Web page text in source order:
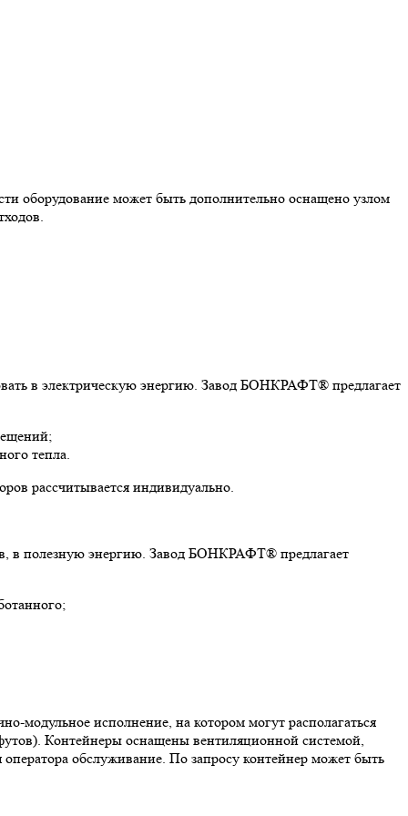
оборудование может быть дополнительно оснащено узлом
в электрическую энергию. Завод БОНКРАФТ® предлагает
тепла.
рассчитывается индивидуально.
в полезную энергию. Завод БОНКРАФТ® предлагает
модульное исполнение, на котором могут располагаться
Контейнеры оснащены вентиляционной системой,
обслуживание. По запросу контейнер может быть